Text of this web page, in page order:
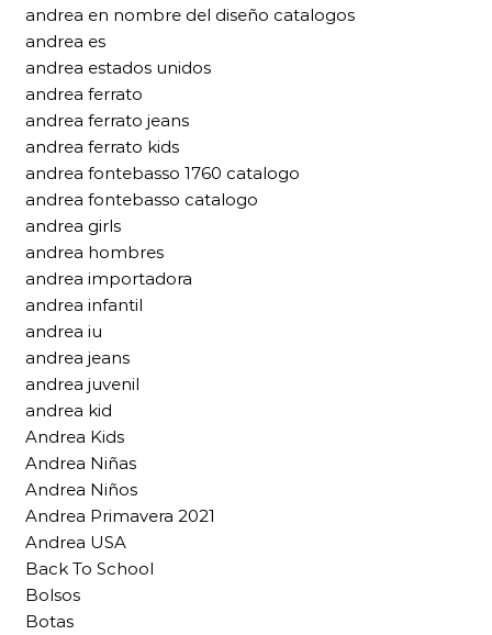
andrea en nombre del diseño catalogos
andrea es
andrea estados unidos
andrea ferrato
andrea ferrato jeans
andrea ferrato kids
andrea fontebasso 1760 catalogo
andrea fontebasso catalogo
andrea girls
andrea hombres
andrea importadora
andrea infantil
andrea iu
andrea jeans
andrea juvenil
andrea kid
Andrea Kids
Andrea Niñas
Andrea Niños
Andrea Primavera 2021
Andrea USA
Back To School
Bolsos
Botas